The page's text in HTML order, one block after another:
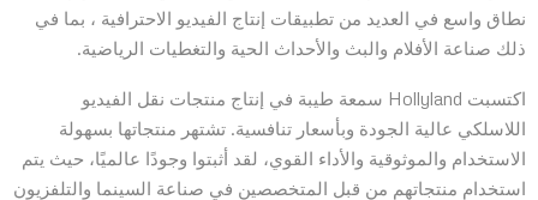
نطاق واسع في العديد من تطبيقات إنتاج الفيديو الاحترافية ، بما في
ذلك صناعة الأفلام والبث والأحداث الحية والتغطيات الرياضية.
اكتسبت Hollyland سمعة طيبة في إنتاج منتجات نقل الفيديو
اللاسلكي عالية الجودة وبأسعار تنافسية. تشتهر منتجاتها بسهولة
الاستخدام والموثوقية والأداء القوي، لقد أثبتوا وجودًا عالميًا، حيث يتم
استخدام منتجاتهم من قبل المتخصصين في صناعة السينما والتلفزيون